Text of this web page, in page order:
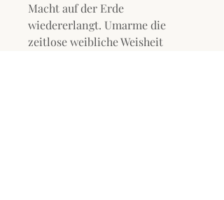
Macht auf der Erde
wiedererlangt. Umarme die
zeitlose weibliche Weisheit